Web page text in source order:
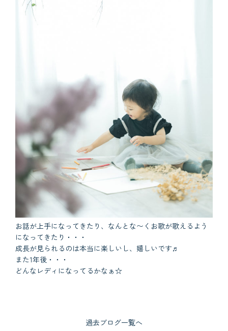
お話が上手になってきたり、なんとな〜くお歌が歌えるよう
になってきたり・・・
成長が見られるのは本当に楽しいし、嬉しいです♬
また1年後・・・
どんなレディになってるかなぁ☆
過去ブログ一覧へ